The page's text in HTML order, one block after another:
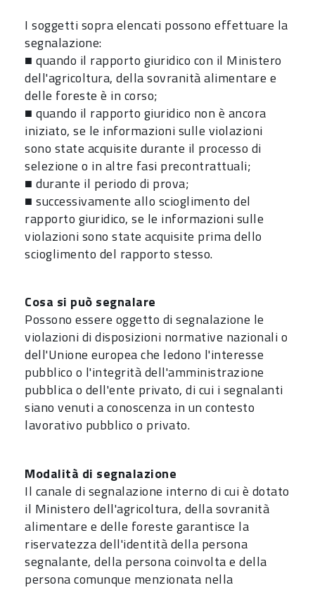
I soggetti sopra elencati possono effettuare la
segnalazione:
■ quando il rapporto giuridico con il Ministero
dell'agricoltura, della sovranità alimentare e
delle foreste è in corso;
■ quando il rapporto giuridico non è ancora
iniziato, se le informazioni sulle violazioni
sono state acquisite durante il processo di
selezione o in altre fasi precontrattuali;
■ durante il periodo di prova;
■ successivamente allo scioglimento del
rapporto giuridico, se le informazioni sulle
violazioni sono state acquisite prima dello
scioglimento del rapporto stesso.
Cosa si può segnalare
Possono essere oggetto di segnalazione le
violazioni di disposizioni normative nazionali o
dell'Unione europea che ledono l'interesse
pubblico o l'integrità dell'amministrazione
pubblica o dell'ente privato, di cui i segnalanti
siano venuti a conoscenza in un contesto
lavorativo pubblico o privato.
Modalità di segnalazione
Il canale di segnalazione interno di cui è dotato
il Ministero dell'agricoltura, della sovranità
alimentare e delle foreste garantisce la
riservatezza dell'identità della persona
segnalante, della persona coinvolta e della
persona comunque menzionata nella